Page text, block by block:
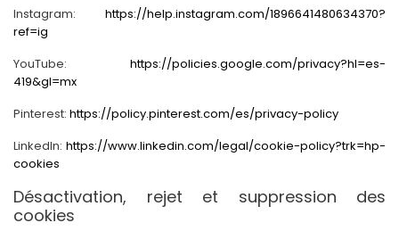
Instagram: https://help.instagram.com/1896641480634370?
ref=ig
YouTube: https://policies.google.com/privacy?hl=es-
419&gl=mx
Pinterest: https://policy.pinterest.com/es/privacy-policy
LinkedIn: https://www.linkedin.com/legal/cookie-policy?trk=hp-
cookies
Désactivation, rejet et suppression des
cookies